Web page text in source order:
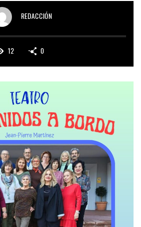
REDACCIÓN
12 0